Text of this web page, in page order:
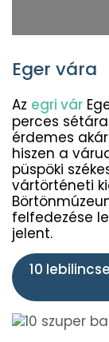
Eger vára
Az egri vár
perces
érdemes
hiszen a
püspöki
vártörténeti
felfedezése
jelent.
10